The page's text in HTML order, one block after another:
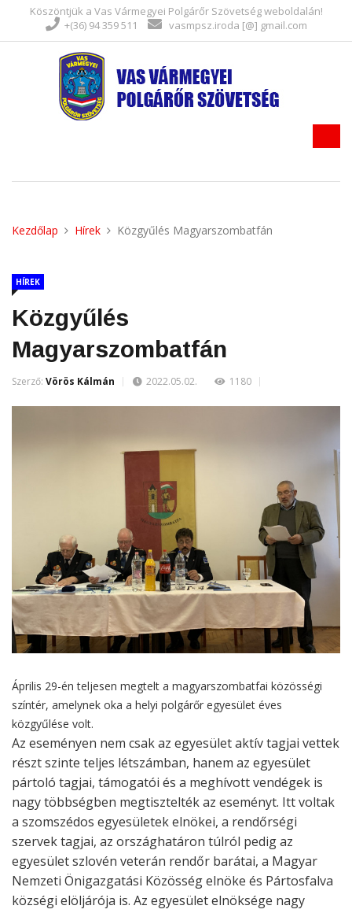
Köszöntjük a Vas Vármegyei Polgárőr Szövetség weboldalán!
+(36) 94 359 511
vasmpsz.iroda [@] gmail.com
Kezdőlap Hírek Közgyűlés Magyarszombatfán
HÍREK
Közgyűlés
Magyarszombatfán
Szerző: Vörös Kálmán 2022.05.02. 1180
Április 29-én teljesen megtelt a magyarszombatfai közösségi
színtér, amelynek oka a helyi polgárőr egyesület éves
közgyűlése volt.
Az eseményen nem csak az egyesület aktív tagjai vettek
részt szinte teljes létszámban, hanem az egyesület
pártoló tagjai, támogatói és a meghívott vendégek is
nagy többségben megtisztelték az eseményt. Itt voltak
a szomszédos egyesületek elnökei, a rendőrségi
szervek tagjai, az országhatáron túlról pedig az
egyesület szlovén veterán rendőr barátai, a Magyar
Nemzeti Önigazgatási Közösség elnöke és Pártosfalva
községi elöljárója is. Az egyesület elnöksége nagy